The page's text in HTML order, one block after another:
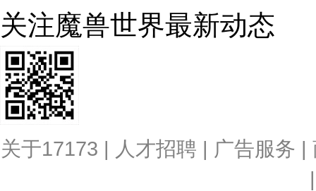
关注魔兽世界最新动态
关于17173 | 人才招聘 | 广告服务 |